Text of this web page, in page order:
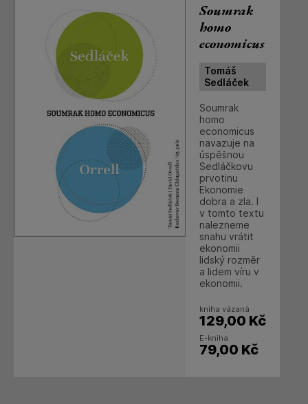
Soumrak
homo
economicus
Tomáš
Sedláček
Soumrak
homo
economicus
navazuje na
úspěšnou
Sedláčkovu
prvotinu
Ekonomie
dobra a zla. I
v tomto textu
nalezneme
snahu vrátit
ekonomii
lidský rozměr
a lidem víru v
ekonomii.
kniha vázaná
129,00 Kč
E-kniha
79,00 Kč